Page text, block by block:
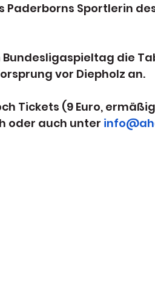
Paderborns Sportlerin
Bundesligaspieltag die
vor Diepholz an.
Tickets (9 Euro,
oder auch unter